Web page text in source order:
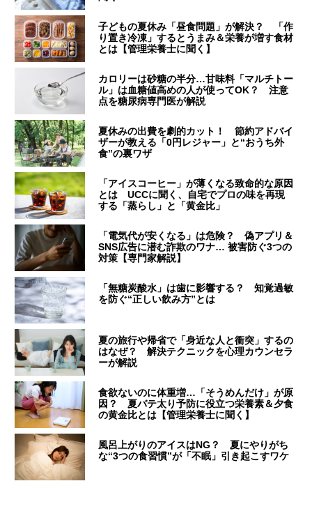
子どもの夏休み「昼食問題」が解決？ 「作
り置き冷凍」するとうまみ＆栄養が増す食材
とは【管理栄養士に聞く】
カロリーは砂糖の半分…甘味料「マルチトー
ル」は血糖値高めの人が使ってOK？ 注意
点を糖尿病専門医が解説
夏休みの出費を劇的カット！ 節約アドバイ
ザーが教える「0円レジャー」と“おうち外
食”の裏ワザ
「アイスコーヒー」が薄くなる致命的な原因
とは UCCに聞く、自宅でプロの味を再現
する「蒸らし」と「黄金比」
「電気代が安くなる」は危険？ 偽アプリ＆
SNS広告に潜む詐欺のワナ… 被害防ぐ3つの
対策【専門家解説】
「無糖炭酸水」は歯に影響する？ 知覚過敏
を防ぐ“正しい飲み方”とは
夏の旅行や帰省で「身近な人と衝突」するの
はなぜ？ 解決テクニックを心理カウンセラ
ーが解説
食欲ないのに体重増…「そうめんだけ」が原
因？ 夏バテ太り予防に役立つ栄養素＆夕食
の黄金比とは【管理栄養士に聞く】
風呂上がりのアイスはNG？ 夏にやりがち
な“3つの食習慣”が「不眠」引き起こすワケ